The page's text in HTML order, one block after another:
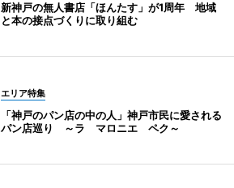
新神戸の無人書店「ほんたす」が1周年 地域
と本の接点づくりに取り組む
エリア特集
「神戸のパン店の中の人」神戸市民に愛される
パン店巡り ～ラ マロニエ ペク～